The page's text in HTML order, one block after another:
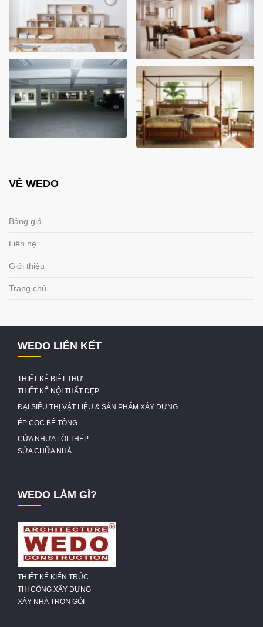
VỀ WEDO
Bảng giá
Liên hệ
Giới thiệu
Trang chủ
WEDO LIÊN KẾT
THIẾT KẾ BIỆT THỰ
THIẾT KẾ NỘI THẤT ĐẸP
ĐẠI SIÊU THỊ VẬT LIỆU & SẢN PHẨM XÂY DỰNG
ÉP CỌC BÊ TÔNG
CỬA NHỰA LÕI THÉP
SỬA CHỮA NHÀ
WEDO LÀM GÌ?
THIẾT KẾ KIẾN TRÚC
THI CÔNG XÂY DỰNG
XÂY NHÀ TRỌN GÓI